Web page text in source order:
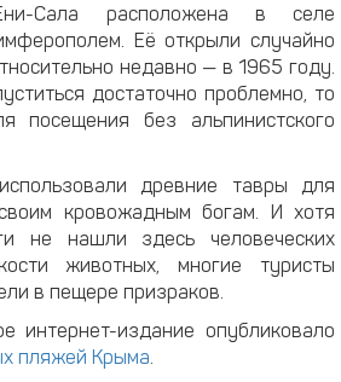
Сала расположена в селе
Её открыли случайно
недавно — в 1965 году.
достаточно проблемно, то
посещения без альпинистского
древние тавры для
кровожадным богам. И хотя
не нашли здесь человеческих
животных, многие туристы
в пещере призраков.
интернет-издание опубликовало
пляжей Крыма.